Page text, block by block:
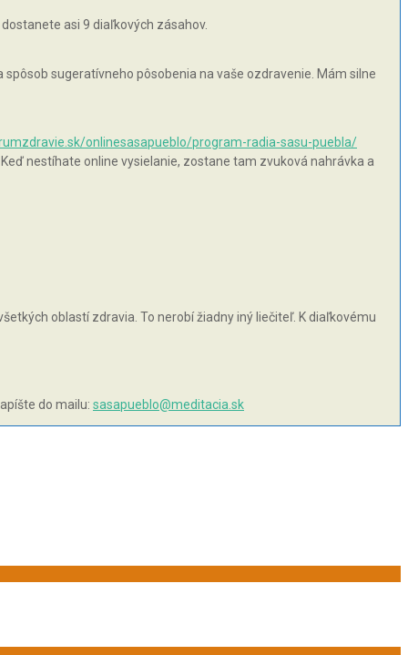
asi 9 diaľkových zásahov.
sugeratívneho pôsobenia na vaše ozdravenie. Mám silne
onlinesasapueblo/program-radia-sasu-puebla/
nestíhate online vysielanie, zostane tam zvuková nahrávka a
oblastí zdravia. To nerobí žiadny iný liečiteľ. K diaľkovému
do mailu: sasapueblo@meditacia.sk